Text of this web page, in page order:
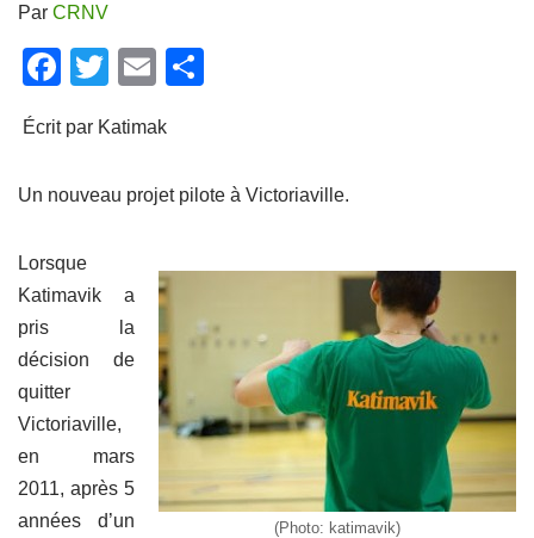
Par CRNV
F
c
e
o
o
T
tt
er
E
ail
g
Écrit par Katimak
Un nouveau projet pilote à Victoriaville.
(Photo: katimavik)
Lorsque
Katimavik a
pris la
décision de
quitter
Victoriaville,
en mars
2011, après 5
années d’un